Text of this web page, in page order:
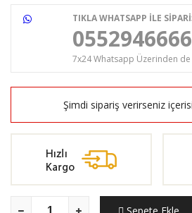
TIKLA WHATSAPP İLE
7x24 Whatsapp Üzerinden
Şimdi sipariş verirseniz